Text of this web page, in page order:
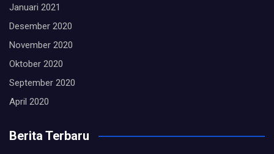
Januari 2021
Desember 2020
November 2020
Oktober 2020
September 2020
April 2020
Berita Terbaru